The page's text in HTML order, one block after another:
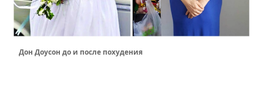
Дон Доусон до и после похудения